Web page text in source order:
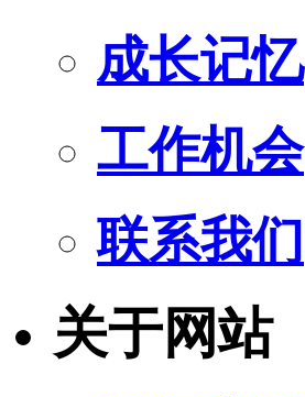
成长记忆
工作机会
联系我们
关于网站